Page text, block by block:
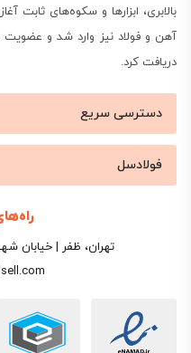
بالابری، ابزارها و سکوه‌های ثابت
آهن و فولاد نیز وارد شد و عضویت
دریافت کرد.
دسترسی سریع
فولادسل
تهران، ظفر | خیابان